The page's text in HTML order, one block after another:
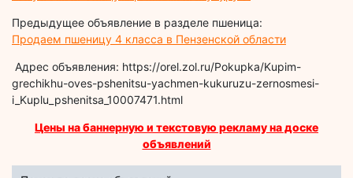
Предыдущее объявление в разделе пшеница:
Продаем пшеницу 4 класса в Пензенской области
Адрес объявления: https://orel.zol.ru/Pokupka/Kupim-
grechikhu-oves-pshenitsu-yachmen-kukuruzu-zernosmesi-
i_Kuplu_pshenitsa_10007471.html
Цены на баннерную и текстовую рекламу на доске
объявлений